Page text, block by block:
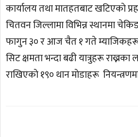
कार्यालय तथा मातहतबाट खटिएकाे
चितवन जिल्लामा विभिन्न स्थानमा
फागुन ३० र आज चैत १ गते
सिट क्षमता भन्दा बढी यात्रुहरू राख्नका
राखिएकाे १९० थान माेडाहरू